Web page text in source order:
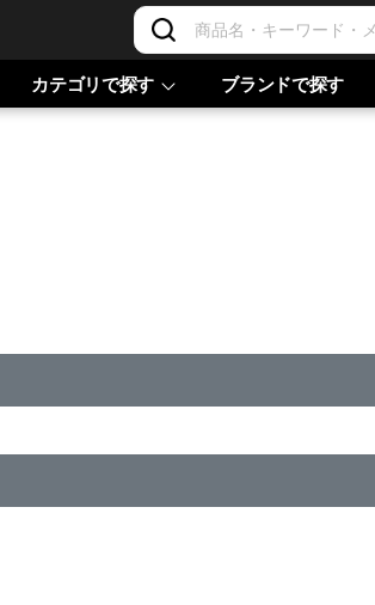
カテゴリで探す ブランドで探す